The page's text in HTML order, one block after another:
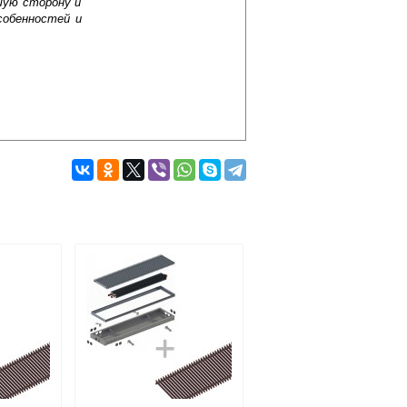
и
Подробнее об оплате